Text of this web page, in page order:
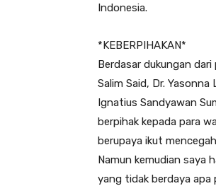
Indonesia.
*KEBERPIHAKAN*
Berdasar dukungan
Salim Said, Dr.
Ignatius Sandyawan
berpihak kepada para
berupaya ikut
Namun kemudian saya
yang tidak berdaya apa